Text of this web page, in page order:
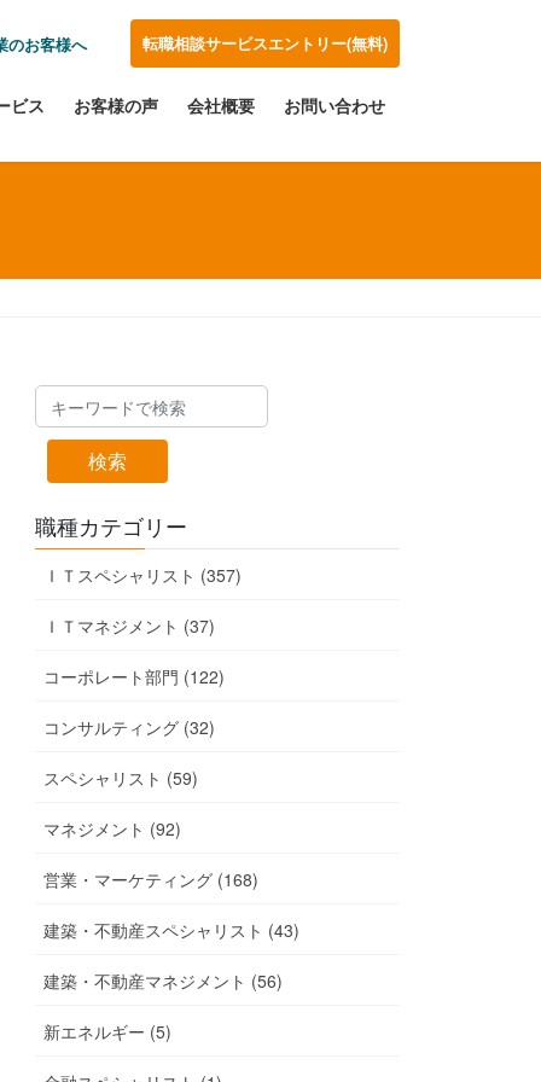
のお客様へ 転職相談サービスエントリー(無料)
ビス お客様の声 会社概要 お問い合わせ
検索
職種カテゴリー
ＩＴスペシャリスト (357)
ＩＴマネジメント (37)
コーポレート部門 (122)
コンサルティング (32)
スペシャリスト (59)
マネジメント (92)
営業・マーケティング (168)
建築・不動産スペシャリスト (43)
建築・不動産マネジメント (56)
新エネルギー (5)